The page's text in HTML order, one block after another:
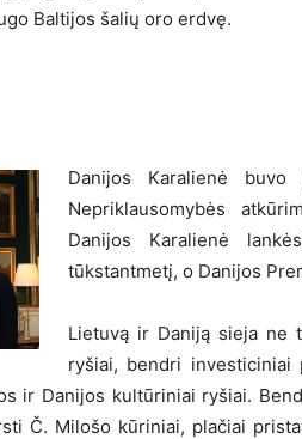
Baltijos šalių oro erdvę.
Danijos Karalienė
Nepriklausomybės
Danijos Karalienė
tūkstantmetį, o Danijos
Lietuvą ir Daniją sieja ne
ryšiai, bendri investiciniai
ir Danijos kultūriniai ryšiai.
Č. Milošo kūriniai, plačiai